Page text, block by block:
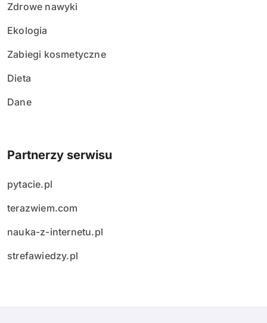
Zdrowe nawyki
Ekologia
Zabiegi kosmetyczne
Dieta
Dane
Partnerzy serwisu
pytacie.pl
terazwiem.com
nauka-z-internetu.pl
strefawiedzy.pl